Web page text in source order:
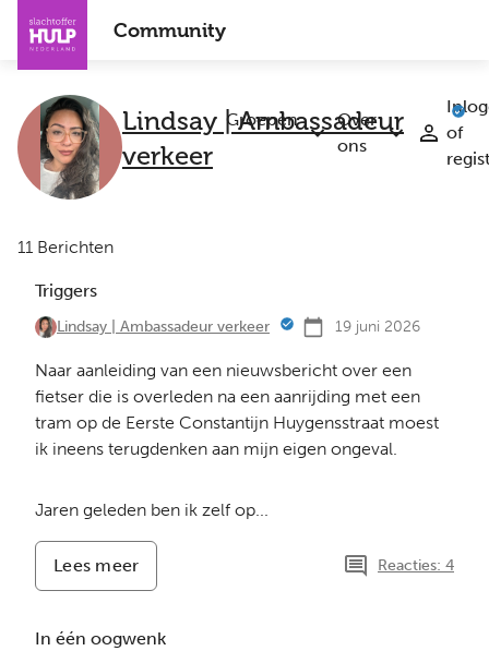
Overslaan
naar
inhoud
gaan
Community
Groepen
Submenu
Over
ons
Submenu
of
Lindsay | Ambassadeur
verkeer
11 Berichten
Triggers
Lindsay | Ambassadeur verkeer 19 juni 2026
Naar aanleiding van een nieuwsbericht over een
fietser die is overleden na een aanrijding met een
tram op de Eerste Constantijn Huygensstraat moest
ik ineens terugdenken aan mijn eigen ongeval.
Jaren geleden ben ik zelf op...
Lees meer
Triggers
Reacties: 4
In één oogwenk